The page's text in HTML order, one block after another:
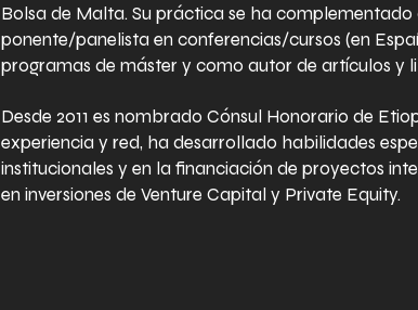
Bolsa de Malta. Su práctica se ha
ponente/panelista en conferencias/cursos (en
programas de máster y como autor de artículos y
Desde 2011 es nombrado Cónsul Honorario de
experiencia y red, ha desarrollado habilidades
institucionales y en la financiación de proyectos
en inversiones de Venture Capital y Private Equity.